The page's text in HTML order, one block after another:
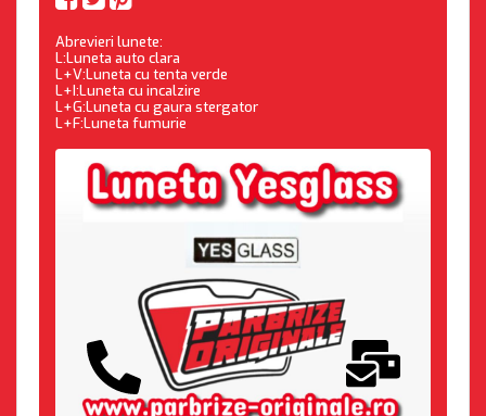
Abrevieri lunete:
L:Luneta auto clara
L+V:Luneta cu tenta verde
L+I:Luneta cu incalzire
L+G:Luneta cu gaura stergator
L+F:Luneta fumurie